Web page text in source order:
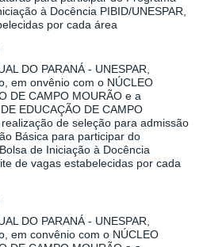
à Docência PIBID/UNESPAR,
por cada área
DO PARANÁ - UNESPAR,
em onvênio com o NÚCLEO
DE CAMPO MOURÃO e a
EDUCAÇÃO DE CAMPO
de seleção para admissão
Básica para participar do
de Iniciação à Docência
de vagas estabelecidas por cada
DO PARANÁ - UNESPAR,
em convênio com o NÚCLEO